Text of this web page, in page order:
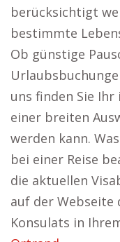
berücksichtigt
bestimmte
Ob günstige
uns finden Sie
einer breiten
werden kann.
bei einer Reise
die aktuellen
auf der Webseite
Konsulats in